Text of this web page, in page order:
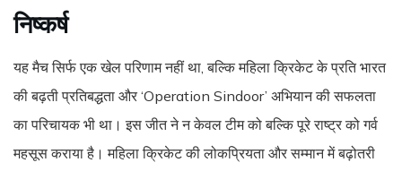
निष्कर्ष
यह मैच सिर्फ एक खेल परिणाम नहीं था, बल्कि महिला क्रिकेट के प्रति भारत
की बढ़ती प्रतिबद्धता और ‘Operation Sindoor’ अभियान की सफलता
का परिचायक भी था। इस जीत ने न केवल टीम को बल्कि पूरे राष्ट्र को गर्व
महसूस कराया है। महिला क्रिकेट की लोकप्रियता और सम्मान में बढ़ोतरी